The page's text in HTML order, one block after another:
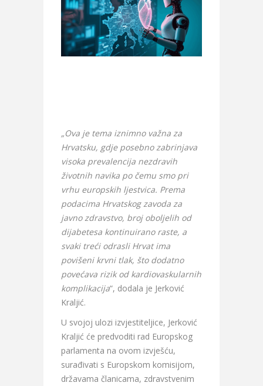
„Ova je tema iznimno važna za
Hrvatsku, gdje posebno zabrinjava
visoka prevalencija nezdravih
životnih navika po čemu smo pri
vrhu europskih ljestvica. Prema
podacima Hrvatskog zavoda za
javno zdravstvo, broj oboljelih od
dijabetesa kontinuirano raste, a
svaki treći odrasli Hrvat ima
povišeni krvni tlak, što dodatno
povećava rizik od kardiovaskularnih
komplikacija“, dodala je Jerković
Kraljić.
U svojoj ulozi izvjestiteljice, Jerković
Kraljić će predvoditi rad Europskog
parlamenta na ovom izvješću,
surađivati s Europskom komisijom,
državama članicama, zdravstvenim